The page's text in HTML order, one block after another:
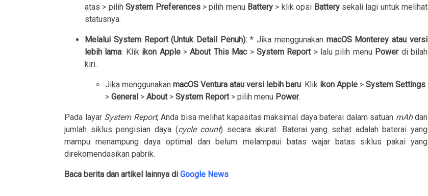
atas > pilihSystem Preferences> pilih menu Battery > klik opsi Batterysekali lagi untuk melihat
statusnya.
Melalui System Report (Untuk Detail Penuh): * Jika menggunakan macOS Monterey atau versi
lebih lama: Klik ikon Apple>About This Mac> System Report> lalu pilih menu Powerdi bilah
kiri.
Jika menggunakan macOS Ventura atau versi lebih baru: Klik ikon Apple > System Settings
> General > About> System Report> pilih menu Power.
Pada layar System Report, Anda bisa melihat kapasitas maksimal daya baterai dalam satuan mAhdan
jumlah siklus pengisian daya (cycle count) secara akurat. Baterai yang sehat adalah baterai yang
mampu menampung daya optimal dan belum melampaui batas wajar batas siklus pakai yang
direkomendasikan pabrik.
Baca berita dan artikel lainnya di Google News